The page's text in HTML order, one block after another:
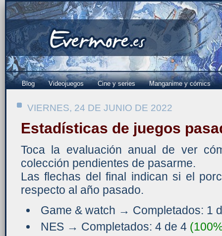
Blog Videojuegos Cine y series Manganime y cómics
VIERNES, 24 DE JUNIO DE 2022
Estadísticas de juegos
Toca la evaluación anual de ver
colección pendientes de pasarme.
Las flechas del final indican si el
respecto al año pasado.
Game & watch → Completados: 1
NES → Completados: 4 de 4